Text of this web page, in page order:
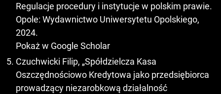
Regulacje procedury i instytucje w polskim prawie.
Opole: Wydawnictwo Uniwersytetu Opolskiego,
2024.
Pokaż w Google Scholar
Czuchwicki Filip, „Spółdzielcza Kasa
Oszczędnościowo Kredytowa jako przedsiębiorca
prowadzący niezarobkową działalność